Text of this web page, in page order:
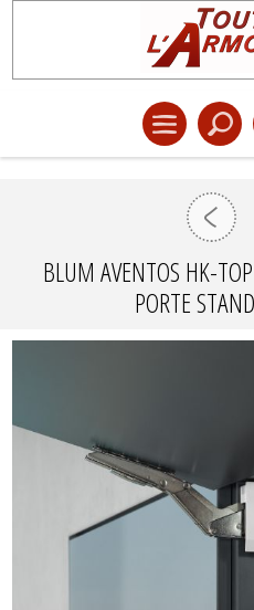
BLUM AVENTOS HK-
PORTE